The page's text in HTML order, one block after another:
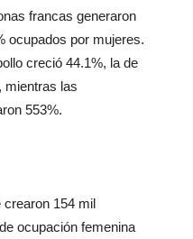
francas generaron
ocupados por mujeres.
creció 44.1%, la de
mientras las
553%.
crearon 154 mil
ocupación femenina